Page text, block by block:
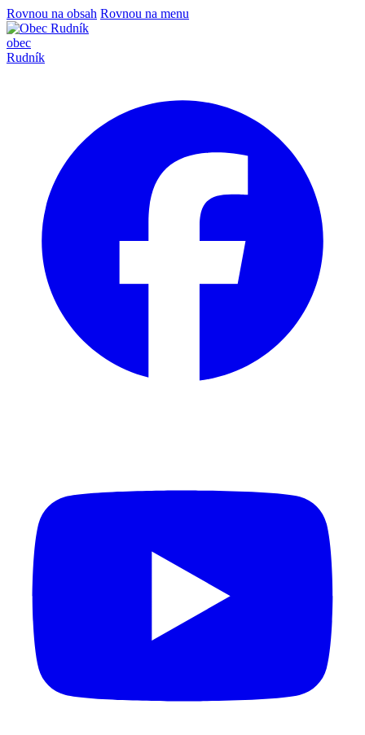
Rovnou na obsah Rovnou na menu
obec
Rudník